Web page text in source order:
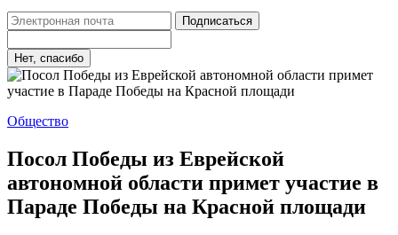
Подписаться
Нет, спасибо
Общество
Посол Победы из Еврейской
автономной области примет участие в
Параде Победы на Красной площади